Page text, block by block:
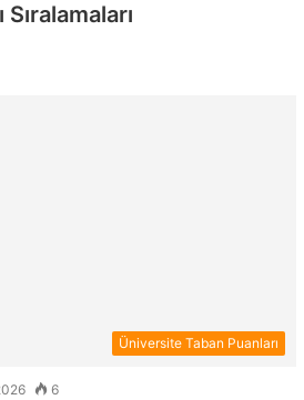
Üniversite Taban Puanları
6